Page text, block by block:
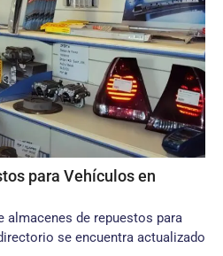
para Vehículos en
almacenes de repuestos para
se encuentra actualizado